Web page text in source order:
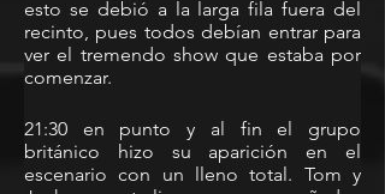
esto se debió a la larga fila fuera del
recinto, pues todos debían entrar para
ver el tremendo show que estaba por
comenzar.
21:30 en punto y al fin el grupo
británico hizo su aparición en el
escenario con un lleno total. Tom y